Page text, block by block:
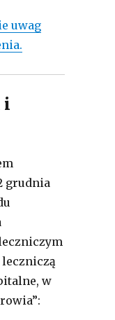
uwag
i
grudnia
w